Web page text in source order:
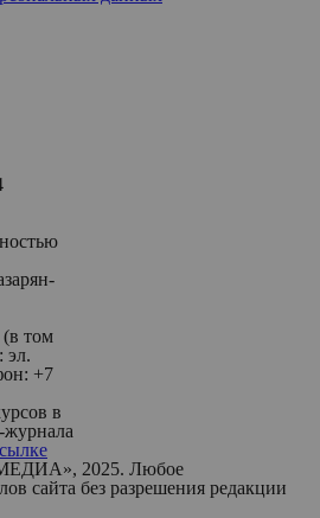
(в том
эл.
+7
в
журнала
2025. Любое
сайта без разрешения редакции